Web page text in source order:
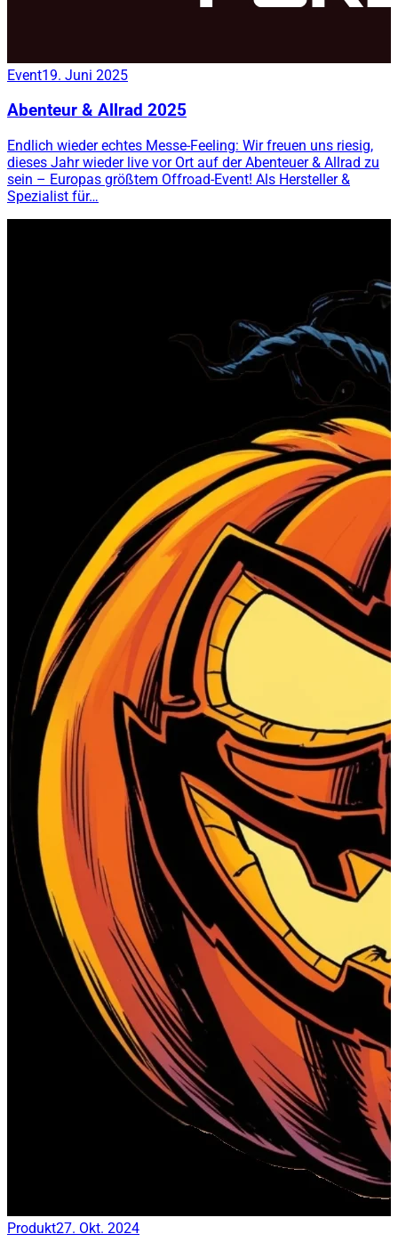
Event19. Juni 2025
Abenteur & Allrad 2025
Endlich wieder echtes Messe-Feeling: Wir freuen uns riesig,
dieses Jahr wieder live vor Ort auf der Abenteuer & Allrad zu
sein – Europas größtem Offroad-Event! Als Hersteller &
Spezialist für…
Produkt27. Okt. 2024